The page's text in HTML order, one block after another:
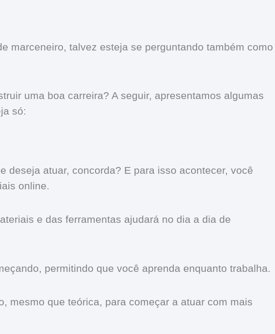
marceneiro, talvez esteja se perguntando também como
uma boa carreira? A seguir, apresentamos algumas
só:
deseja atuar, concorda? E para isso acontecer, você
online.
e das ferramentas ajudará no dia a dia de
permitindo que você aprenda enquanto trabalha.
mesmo que teórica, para começar a atuar com mais